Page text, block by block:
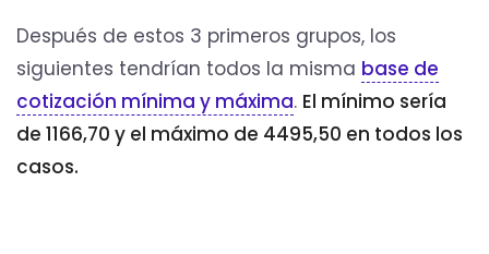
Después de estos 3 primeros grupos, los
siguientes tendrían todos la misma base de
cotización mínima y máxima. El mínimo sería
de 1166,70 y el máximo de 4495,50 en todos los
casos.